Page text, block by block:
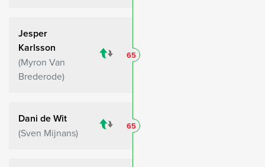
Jesper
Karlsson
Myron Van
Brederode
65
Dani de Wit
Sven Mijnans
65